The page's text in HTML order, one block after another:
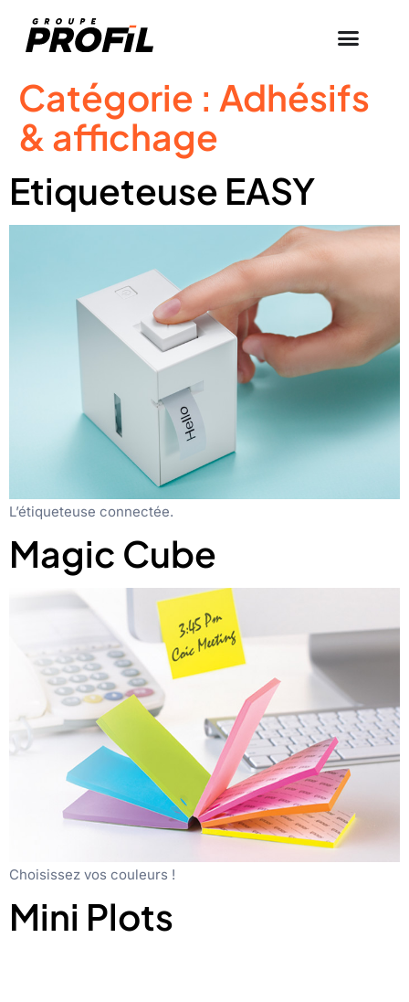
Catégorie : Adhésifs
& affichage
Etiqueteuse EASY
L’étiqueteuse connectée.
Magic Cube
Choisissez vos couleurs !
Mini Plots